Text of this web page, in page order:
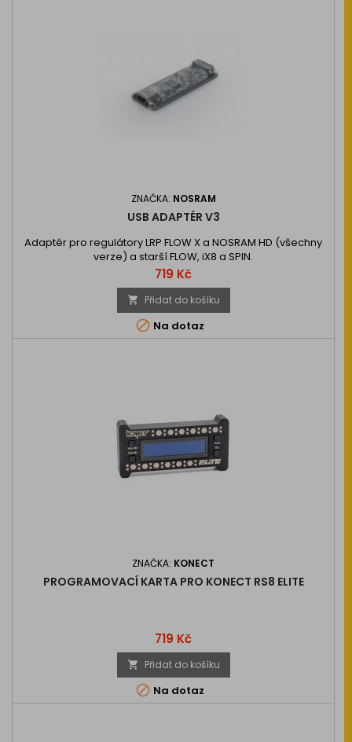
ZNAČKA: NOSRAM
USB ADAPTÉR V3
Adaptér pro regulátory LRP FLOW X a NOSRAM HD (všechny
verze) a starší FLOW, iX8 a SPIN.
Cena
719 Kč
 Přidat do košíku
 Na dotaz
ZNAČKA: KONECT
PROGRAMOVACÍ KARTA PRO KONECT RS8 ELITE
Cena
719 Kč
 Přidat do košíku
 Na dotaz